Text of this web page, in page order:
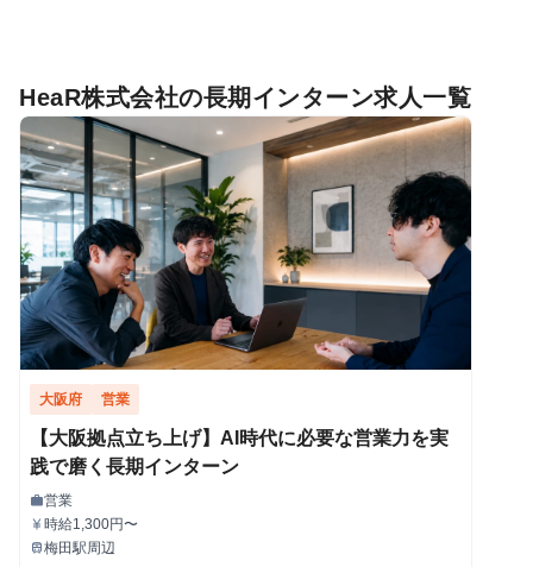
HeaR株式会社の長期インターン求人一覧
大阪府 営業
【大阪拠点立ち上げ】AI時代に必要な営業力を実
践で磨く長期インターン
職種
work営業
給与
currency_yen 時給1,300円〜
最寄駅
train梅田駅周辺